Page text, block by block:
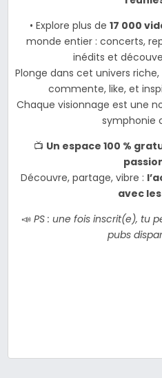
• Explore plus de 17 000
monde entier : concerts,
inédits et
Plonge dans cet univers
commente, like, et
Chaque visionnage est une
symphonie
📺 Un espace 100 %
Découvre, partage, vibre :
avec
📣 PS : une fois inscrit(e), tu
pubs